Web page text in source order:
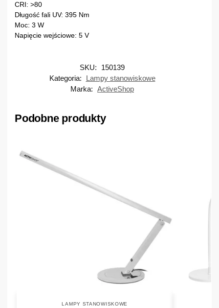
CRI: >80
Długość fali UV: 395 Nm
Moc: 3 W
Napięcie wejściowe: 5 V
SKU:
150139
Kategoria:
Lampy stanowiskowe
Marka: ActiveShop
Podobne produkty
LAMPY STANOWISKOWE